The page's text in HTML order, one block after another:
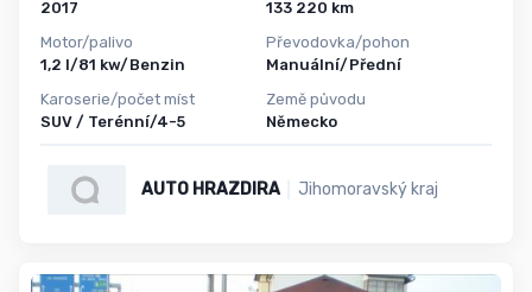
2017
Motor/palivo
1,2 l/81 kw/Benzin
Karoserie/počet míst
SUV / Terénní/4-5
133 220 km
Převodovka/pohon
Manuální/Přední
Země původu
Německo
AUTO HRAZDIRA Jihomoravský kraj